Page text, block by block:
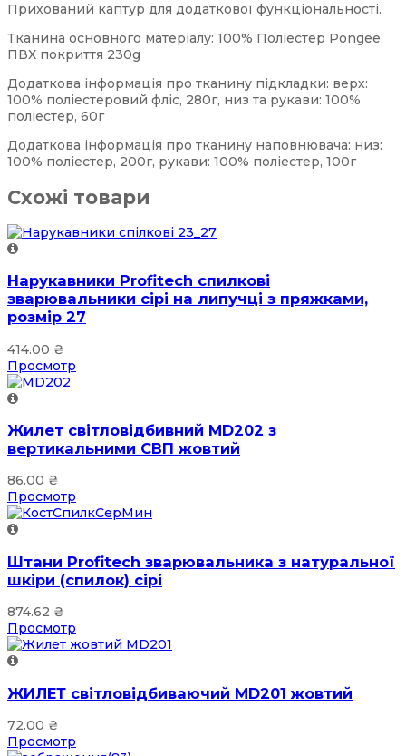
Прихований каптур для додаткової функціональності.
Тканина основного матеріалу: 100% Поліестер Pongee
ПВХ покриття 230g
Додаткова інформація про тканину підкладки: верх:
100% поліестеровий фліс, 280г, низ та рукави: 100%
поліестер, 60г
Додаткова інформація про тканину наповнювача: низ:
100% поліестер, 200г, рукави: 100% поліестер, 100г
Схожі товари
Нарукавники Profitech спилкові
зварювальники сірі на липучці з пряжками,
розмір 27
414.00 ₴
Просмотр
Жилет світловідбивний MD202 з
вертикальними СВП жовтий
86.00 ₴
Просмотр
Штани Profitech зварювальника з натуральної
шкіри (спилок) сірі
874.62 ₴
Просмотр
ЖИЛЕТ світловідбиваючий MD201 жовтий
72.00 ₴
Просмотр